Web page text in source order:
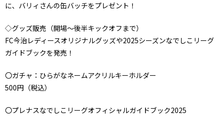
に、バリィさんの缶バッチをプレゼント！
◇グッズ販売（開場～後半キックオフまで）
FC今治レディースオリジナルグッズや2025シーズンなでしこリーグ
ガイドブックを発売！
〇ガチャ：ひらがなネームアクリルキーホルダー
500円（税込）
〇プレナスなでしこリーグオフィシャルガイドブック2025